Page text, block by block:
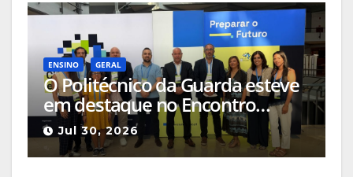
ENSINO GERAL
O Politécnico da Guarda esteve
em destaque no Encontro
Ciência e Inovação 2026 com
seleção de três sessões
científicas
Jul 30, 2026